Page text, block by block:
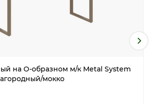
на О-образном м/к Metal System
мокко